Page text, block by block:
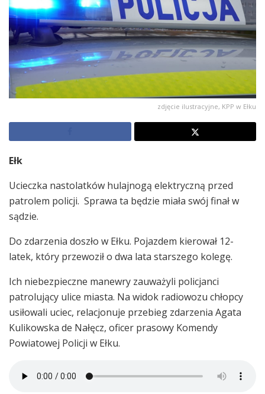
zdjęcie ilustracyjne, KPP w Ełku
Ełk
Ucieczka nastolatków hulajnogą elektryczną przed
patrolem policji. Sprawa ta będzie miała swój finał w
sądzie.
Do zdarzenia doszło w Ełku. Pojazdem kierował 12-
latek, który przewoził o dwa lata starszego kolegę.
Ich niebezpieczne manewry zauważyli policjanci
patrolujący ulice miasta. Na widok radiowozu chłopcy
usiłowali uciec, relacjonuje przebieg zdarzenia Agata
Kulikowska de Nałęcz, oficer prasowy Komendy
Powiatowej Policji w Ełku.